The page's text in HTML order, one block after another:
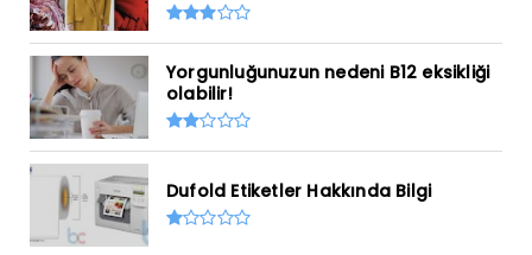
Yorgunluğunuzun nedeni B12 eksikliği
olabilir!
Dufold Etiketler Hakkında Bilgi